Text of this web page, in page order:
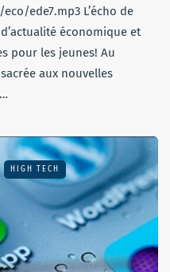
ede7.mp3 L’écho de
économique et
pour les jeunes! Au
aux nouvelles
HIGH TECH